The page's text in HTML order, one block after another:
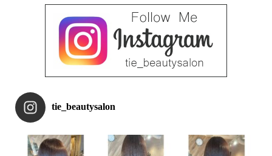
tie_beautysalon